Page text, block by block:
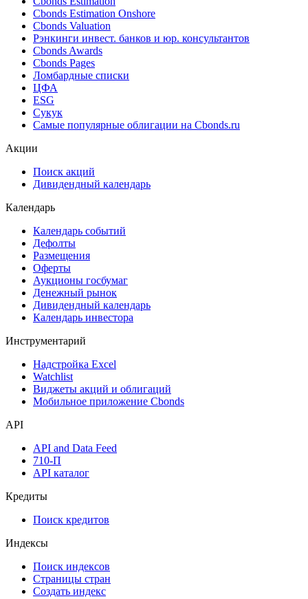
Ближайшие размещения (Россия)
Поиск котировок облигаций
Best bid/ask
Cbonds Estimation
Cbonds Estimation Onshore
Cbonds Valuation
Рэнкинги инвест. банков и юр. консультантов
Cbonds Awards
Cbonds Pages
Ломбардные списки
ESG
Самые популярные облигации на Cbonds.ru
Дивидендный календарь
Календарь
Календарь событий
Дефолты
Размещения
Оферты
Аукционы госбумаг
Денежный рынок
Календарь инвестора
Инструментарий
Надстройка Excel
Мобильное приложение Cbonds
API
API and Data Feed
API каталог
Кредиты
Поиск кредитов
Индексы